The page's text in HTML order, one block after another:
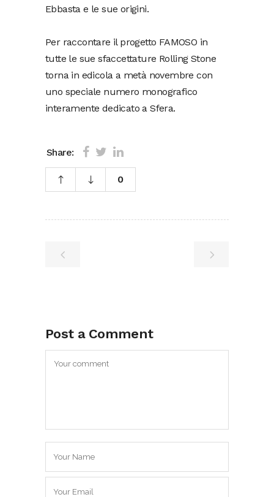
Ebbasta e le sue origini.
Per raccontare il progetto FAMOSO in
tutte le sue sfaccettature Rolling Stone
torna in edicola a metà novembre con
uno speciale numero monografico
interamente dedicato a Sfera.
Share:
0
Post a Comment